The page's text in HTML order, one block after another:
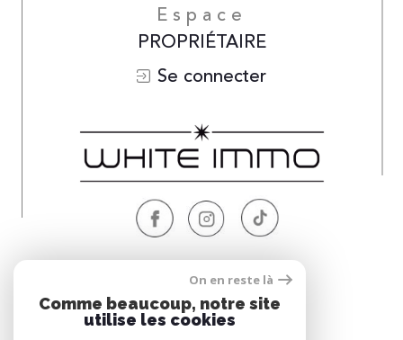
Espace
PROPRIÉTAIRE
Se connecter
Nous
ADHÉRONS
On en reste là
Comme beaucoup, notre site
utilise les cookies